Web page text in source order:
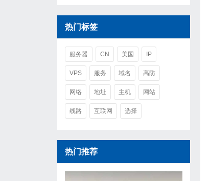
热门标签
服务器 CN 美国 IP
VPS 服务 域名 高防
网络 地址 主机 网站
线路 互联网 选择
热门推荐